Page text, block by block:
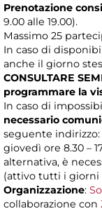
Prenotazione
9.00 alle 19.00).
Massimo 25
In caso di
anche il giorno
CONSULTARE
programmare la
In caso di
necessario
seguente indirizzo:
giovedì ore 8.30 –
alternativa, è
(attivo tutti i giorni
Organizzazione:
collaborazione con